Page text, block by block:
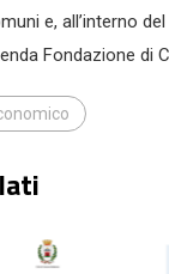
e, all’interno
Fondazione di